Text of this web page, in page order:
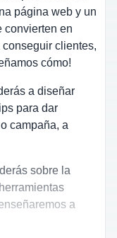
página web y un
convierten en
clientes,
cómo!
a diseñar
para dar
campaña, a
sobre la
a